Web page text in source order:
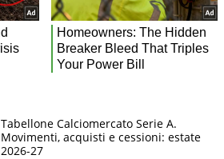
Tabellone Calciomercato Serie A.
Movimenti, acquisti e cessioni: estate
2026-27